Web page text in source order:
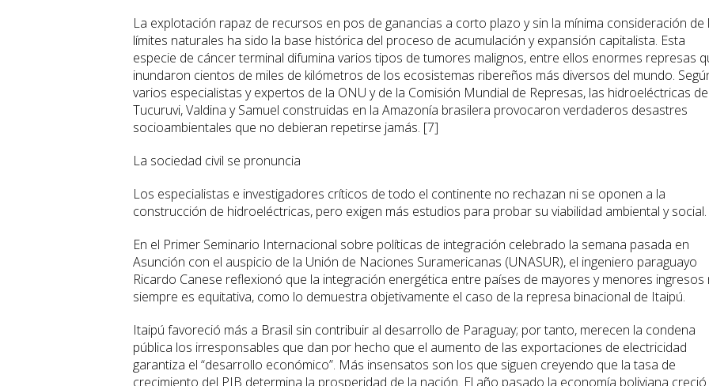
La explotación rapaz de recursos en pos de ganancias a corto plazo y sin la mínima consideración de
límites naturales ha sido la base histórica del proceso de acumulación y expansión capitalista. Esta
especie de cáncer terminal difumina varios tipos de tumores malignos, entre ellos enormes represas
inundaron cientos de miles de kilómetros de los ecosistemas ribereños más diversos del mundo.
varios especialistas y expertos de la ONU y de la Comisión Mundial de Represas, las hidroeléctricas de
Tucuruvi, Valdina y Samuel construidas en la Amazonía brasilera provocaron verdaderos desastres
socioambientales que no debieran repetirse jamás. [7]
La sociedad civil se pronuncia
Los especialistas e investigadores críticos de todo el continente no rechazan ni se oponen a la
construcción de hidroeléctricas, pero exigen más estudios para probar su viabilidad ambiental y social.
En el Primer Seminario Internacional sobre políticas de integración celebrado la semana pasada en
Asunción con el auspicio de la Unión de Naciones Suramericanas (UNASUR), el ingeniero paraguayo
Ricardo Canese reflexionó que la integración energética entre países de mayores y menores ingresos
siempre es equitativa, como lo demuestra objetivamente el caso de la represa binacional de Itaipú.
Itaipú favoreció más a Brasil sin contribuir al desarrollo de Paraguay; por tanto, merecen la condena
pública los irresponsables que dan por hecho que el aumento de las exportaciones de electricidad
garantiza el “desarrollo económico”. Más insensatos son los que siguen creyendo que la tasa de
crecimiento del PIB determina la prosperidad de la nación. El año pasado la economía boliviana creció